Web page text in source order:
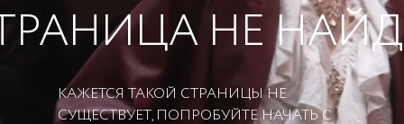
НЕ
КАЖЕТСЯ ТАКОЙ СТРАНИЦЫ НЕ
СУЩЕСТВУЕТ, ПОПРОБУЙТЕ НАЧАТЬ С